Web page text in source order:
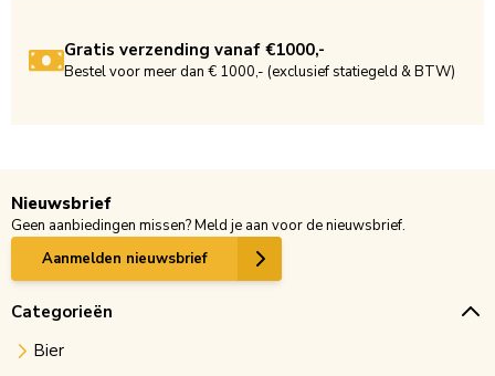
Gratis verzending vanaf €1000,-
Bestel voor meer dan € 1000,- (exclusief statiegeld & BTW)
Nieuwsbrief
Geen aanbiedingen missen? Meld je aan voor de nieuwsbrief.
Aanmelden nieuwsbrief
Categorieën
Bier